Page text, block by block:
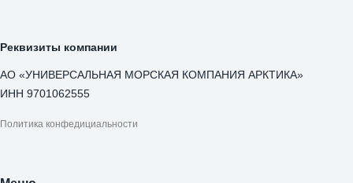
Реквизиты компании
АО «УНИВЕРСАЛЬНАЯ МОРСКАЯ КОМПАНИЯ АРКТИКА»
ИНН 9701062555
Политика конфедициальности